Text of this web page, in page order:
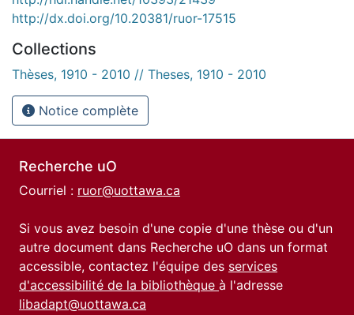
http://dx.doi.org/10.20381/ruor-17515
Collections
Thèses, 1910 - 2010 // Theses, 1910 - 2010
Notice complète
Recherche uO
Courriel : ruor@uottawa.ca
Si vous avez besoin d'une copie d'une thèse ou d'un
autre document dans Recherche uO dans un format
accessible, contactez l'équipe des services
d'accessibilité de la bibliothèque à l'adresse
libadapt@uottawa.ca